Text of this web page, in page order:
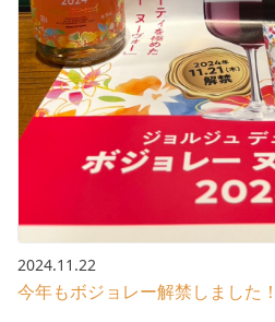
2024.11.22
今年もボジョレー解禁しました！